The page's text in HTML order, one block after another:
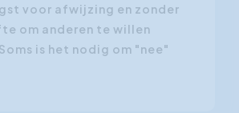
voor afwijzing en zonder
om anderen te willen
is het nodig om "nee"